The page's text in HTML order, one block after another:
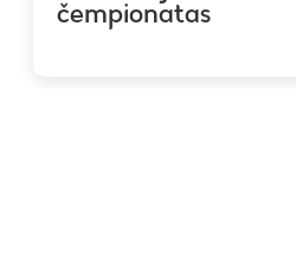
čempionatas